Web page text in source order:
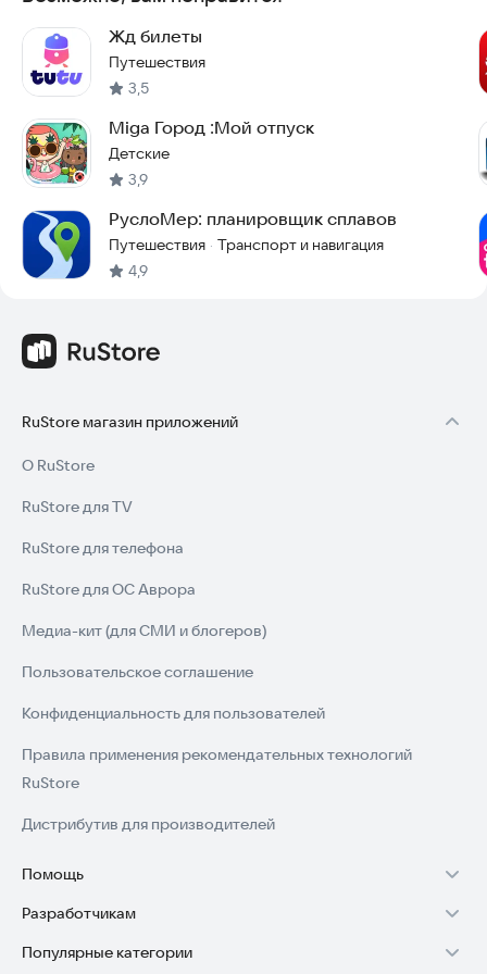
4. Сохраните приложение HandiGo, чтобы оно всегда было
под рукой для вашего следующего приключения.
Скачайте HandiGo прямо сейчас и начните путешествовать с
умом!
Жд билеты
Путешествия
3,5
Miga Город :Мой отпуск
Детские
3,9
РуслоМер: планировщик сплавов
Путешествия · Транспорт и навигация
4,9
RuStore магазин приложений
О RuStore
RuStore для TV
RuStore для телефона
RuStore для ОС Аврора
Медиа-кит (для СМИ и блогеров)
Пользовательское соглашение
Конфиденциальность для пользователей
Правила применения рекомендательных технологий
RuStore
Дистрибутив для производителей
Помощь
Установка RuStore на TV
Установка RuStore на телефон
Разработчикам
Зарабатывать с RuStore
Популярные категории